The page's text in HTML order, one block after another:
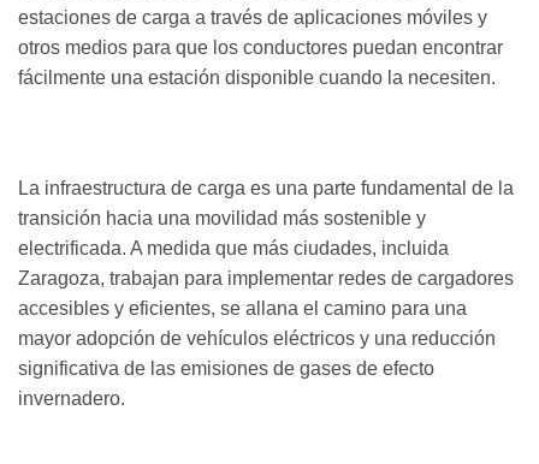
estaciones de carga a través de aplicaciones móviles y
otros medios para que los conductores puedan encontrar
fácilmente una estación disponible cuando la necesiten.
La infraestructura de carga es una parte fundamental de la
transición hacia una movilidad más sostenible y
electrificada. A medida que más ciudades, incluida
Zaragoza, trabajan para implementar redes de cargadores
accesibles y eficientes, se allana el camino para una
mayor adopción de vehículos eléctricos y una reducción
significativa de las emisiones de gases de efecto
invernadero.